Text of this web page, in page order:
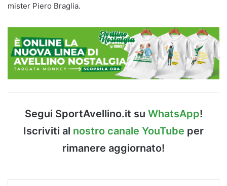
mister Piero Braglia.
Segui SportAvellino.it su WhatsApp!
Iscriviti al nostro canale YouTube per
rimanere aggiornato!